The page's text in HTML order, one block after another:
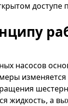
доступе
насосов
изменяется
жидкость, а